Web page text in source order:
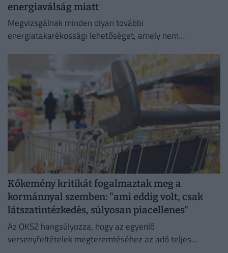
energiaválság miatt
Megvizsgálnak minden olyan további
energiatakarékossági lehetőséget, amely nem
zökkenőmentes kiszolgálását.
Kőkemény kritikát fogalmaztak meg a
kormánnyal szemben: "ami eddig volt, csak
látszatintézkedés, súlyosan piacellenes"
Az OKSZ hangsúlyozza, hogy az egyenlő
versenyfeltételek megteremtéséhez az adó teljes